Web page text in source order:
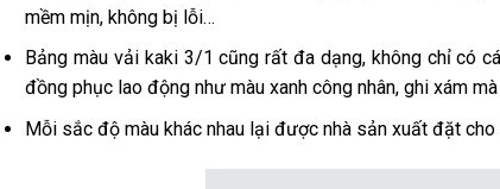
mềm mịn, không bị lỗi…
Bảng màu vải kaki 3/1 cũng rất đa dạng, không chỉ có
đồng phục lao động như màu xanh công nhân, ghi xám
Mỗi sắc độ màu khác nhau lại được nhà sản xuất đặt